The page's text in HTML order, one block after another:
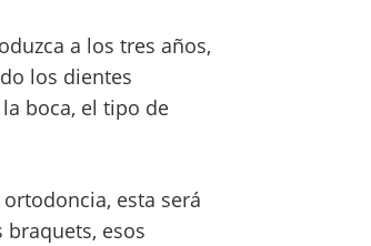
a los tres años,
los dientes
boca, el tipo de
esta será
esos